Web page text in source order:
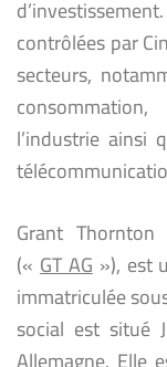
contrôlées par
secteurs,
l’industrie ainsi
Grant Thornton
(« GT AG»), est
immatriculée
social est situé